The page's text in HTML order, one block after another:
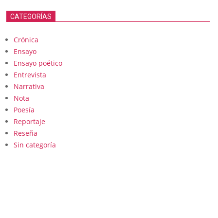
CATEGORÍAS
Crónica
Ensayo
Ensayo poético
Entrevista
Narrativa
Nota
Poesía
Reportaje
Reseña
Sin categoría